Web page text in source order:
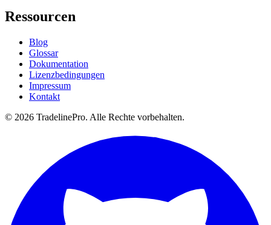
Ressourcen
Blog
Glossar
Dokumentation
Lizenzbedingungen
Impressum
Kontakt
© 2026 TradelinePro. Alle Rechte vorbehalten.